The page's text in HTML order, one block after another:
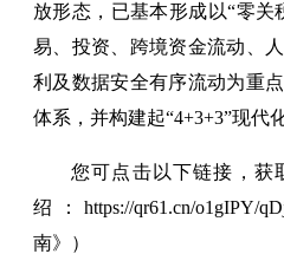
放形态，已基本形成以“零关
易、投资、跨境资金流动、
利及数据安全有序流动为重
体系，并构建起“4+3+3”现代
您可点击以下链接，获
绍：https://qr61.cn/
南》）